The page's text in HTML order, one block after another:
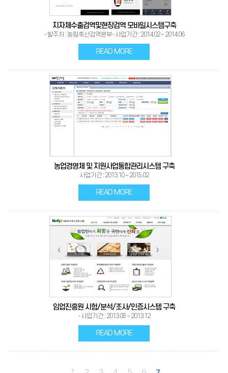
지자체수출검역및현장검역 모바일시스템구축
- 발주처 : 농림축산검역본부- 사업기간 : 2014.02 ~ 2014.06
READ MORE
농업경영체 및 지원사업통합관리시스템 구축
사업기간 : 2013.10 ~ 2015.02
READ MORE
임업진흥원 시험/분석/조사/인증시스템 구축
- 사업기간 : 2013.08 ~ 2013.12
READ MORE